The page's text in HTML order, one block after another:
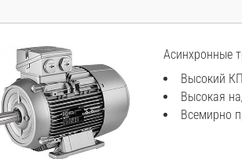
Асинхронные
Высокий
Высокая
Всемирно